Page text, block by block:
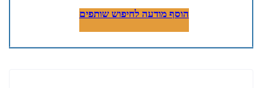
הוסף מודעה לחיפוש שותפים